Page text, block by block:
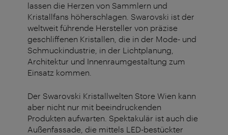
lassen die Herzen von Sammlern und
Kristallfans höherschlagen. Swarovski ist der
weltweit führende Hersteller von präzise
geschliffenen Kristallen, die in der Mode- und
Schmuckindustrie, in der Lichtplanung,
Architektur und Innenraumgestaltung zum
Einsatz kommen.
Der Swarovski Kristallwelten Store Wien kann
aber nicht nur mit beeindruckenden
Produkten aufwarten. Spektakulär ist auch die
Außenfassade, die mittels LED-bestückter